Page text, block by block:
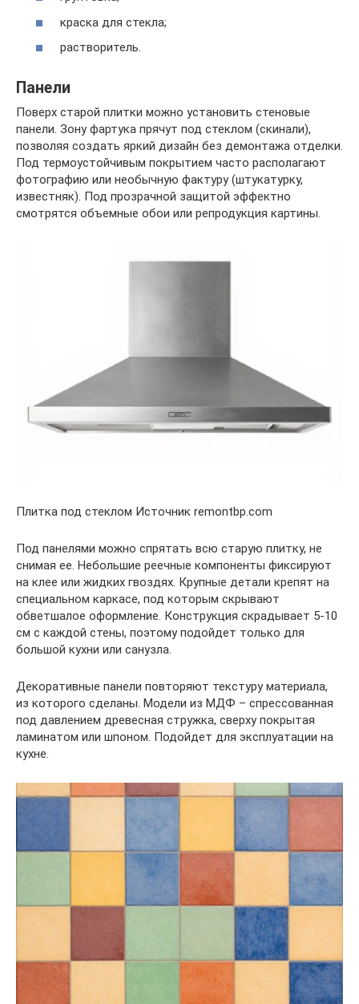
краска для стекла;
растворитель.
Панели
Поверх старой плитки можно установить стеновые
панели. Зону фартука прячут под стеклом (скинали),
позволяя создать яркий дизайн без демонтажа отделки.
Под термоустойчивым покрытием часто располагают
фотографию или необычную фактуру (штукатурку,
известняк). Под прозрачной защитой эффектно
смотрятся объемные обои или репродукция картины.
Плитка под стеклом Источник remontbp.com
Под панелями можно спрятать всю старую плитку, не
снимая ее. Небольшие реечные компоненты фиксируют
на клее или жидких гвоздях. Крупные детали крепят на
специальном каркасе, под которым скрывают
обветшалое оформление. Конструкция скрадывает 5-10
см с каждой стены, поэтому подойдет только для
большой кухни или санузла.
Декоративные панели повторяют текстуру материала,
из которого сделаны. Модели из МДФ – спрессованная
под давлением древесная стружка, сверху покрытая
ламинатом или шпоном. Подойдет для эксплуатации на
кухне.